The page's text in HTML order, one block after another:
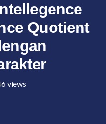
Quotient
views